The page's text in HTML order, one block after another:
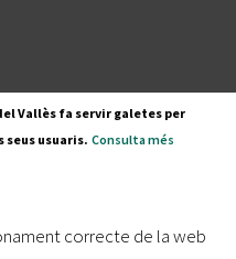
Vallès fa servir galetes per
usuaris. Consulta més
correcte de la web